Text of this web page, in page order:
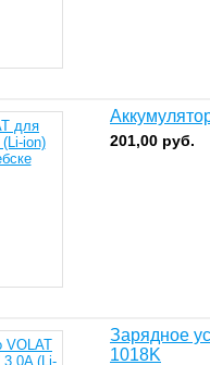
201,00 руб.
Зарядное
1018K